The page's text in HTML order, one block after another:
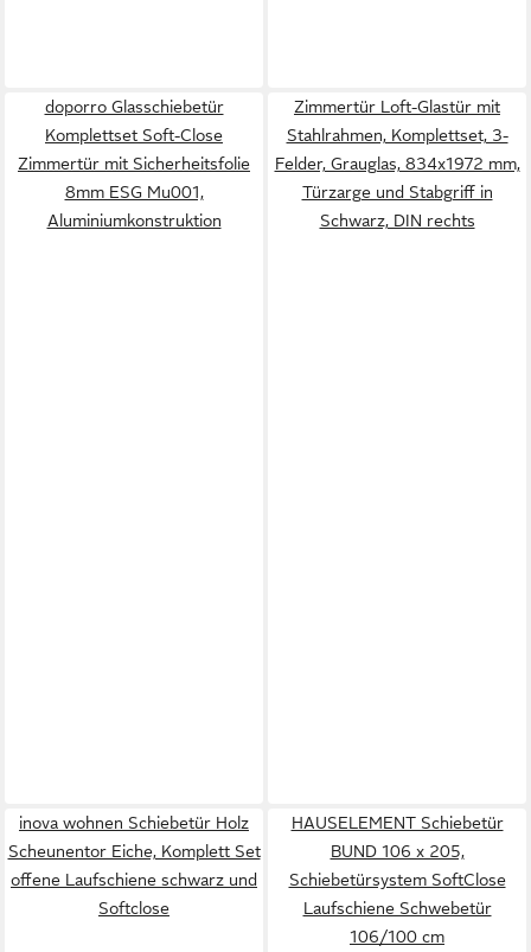
doporro Glasschiebetür
Komplettset Soft-Close
Zimmertür mit Sicherheitsfolie
8mm ESG Mu001,
Aluminiumkonstruktion
Zimmertür Loft-Glastür mit
Stahlrahmen, Komplettset, 3-
Felder, Grauglas, 834x1972 mm,
Türzarge und Stabgriff in
Schwarz, DIN rechts
inova wohnen Schiebetür Holz
Scheunentor Eiche, Komplett Set
offene Laufschiene schwarz und
Softclose
HAUSELEMENT Schiebetür
BUND 106 x 205,
Schiebetürsystem SoftClose
Laufschiene Schwebetür
106/100 cm